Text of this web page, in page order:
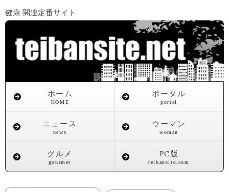
健康 関連定番サイト
ホーム
HOME
ポータル
portal
ニュース
news
ウーマン
woman
グルメ
gourmet
PC版
teibansite.com